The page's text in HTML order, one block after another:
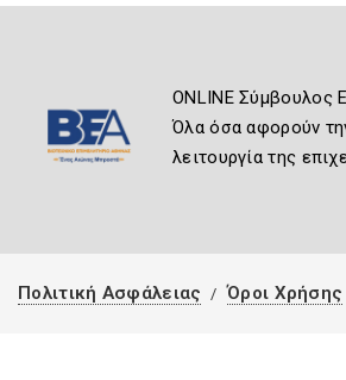
ONLINE Σύμβουλος
Όλα όσα αφορούν
λειτουργία της
Πολιτική Ασφάλειας Όροι Χρήσης